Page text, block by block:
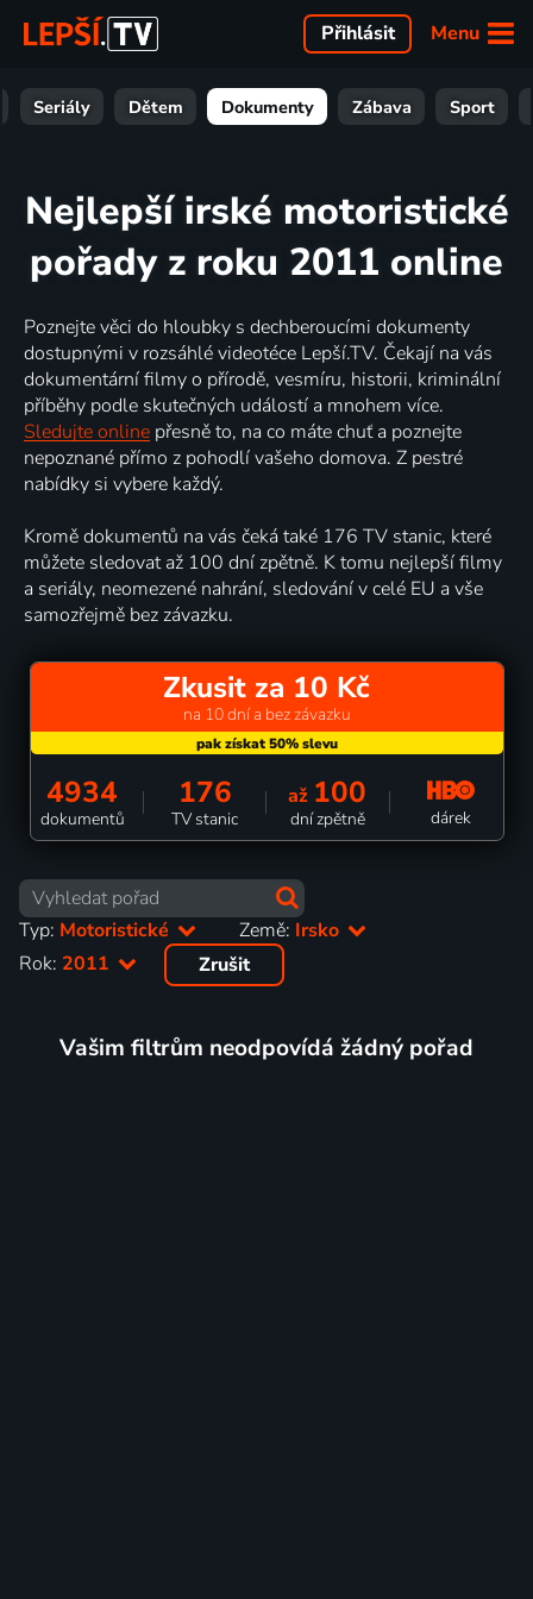
Menu
Přihlásit
Seriály Dětem Dokumenty Zábava Sport
Nejlepší irské motoristické
pořady z roku 2011 online
Poznejte věci do hloubky s dechberoucími dokumenty
dostupnými v rozsáhlé videotéce Lepší.TV. Čekají na vás
dokumentární filmy o přírodě, vesmíru, historii, kriminální
příběhy podle skutečných událostí a mnohem více.
Sledujte online přesně to, na co máte chuť a poznejte
nepoznané přímo z pohodlí vašeho domova. Z pestré
nabídky si vybere každý.
Kromě dokumentů na vás čeká také 176 TV stanic, které
můžete sledovat až 100 dní zpětně. K tomu nejlepší filmy
a seriály, neomezené nahrání, sledování v celé EU a vše
samozřejmě bez závazku.
Zkusit za 10 Kč
na 10 dní a bez závazku
4934
dokumentů
176
TV stanic
až 100
dní zpětně dárek
Typ: Motoristické Země: Irsko
Rok: 2011 Zrušit
Vašim filtrům neodpovídá žádný pořad